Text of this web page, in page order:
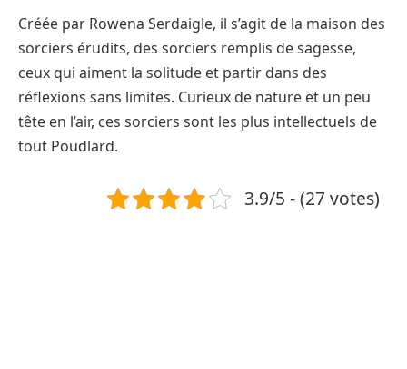
Créée par Rowena Serdaigle, il s’agit de la maison des
sorciers érudits, des sorciers remplis de sagesse,
ceux qui aiment la solitude et partir dans des
réflexions sans limites. Curieux de nature et un peu
tête en l’air, ces sorciers sont les plus intellectuels de
tout Poudlard.
3.9/5 - (27 votes)